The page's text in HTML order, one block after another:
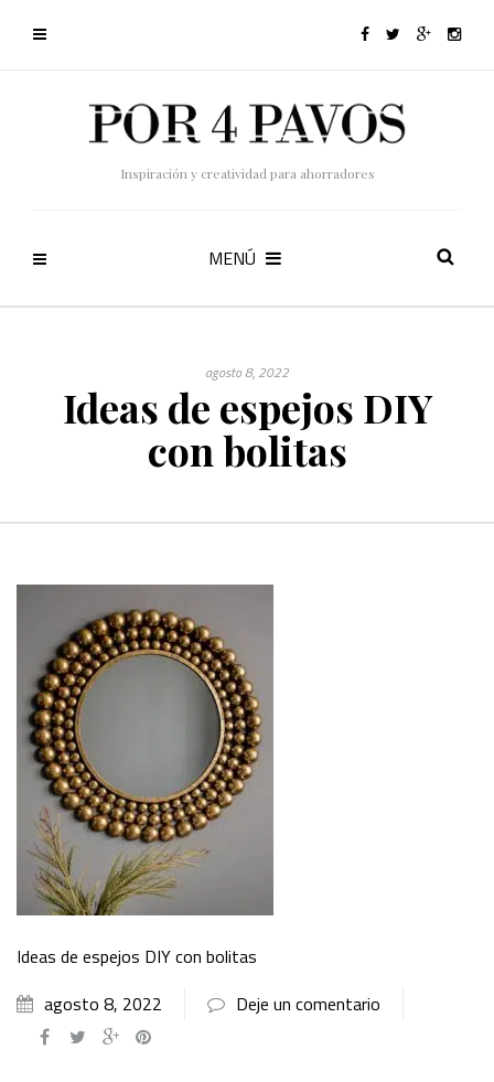
Inspiración y creatividad para ahorradores
MENÚ
agosto 8, 2022
Ideas de espejos DIY
con bolitas
Ideas de espejos DIY con bolitas
agosto 8, 2022
Deje un comentario